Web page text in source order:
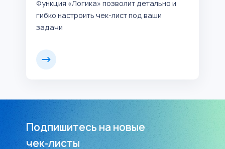
Функция «Логика» позволит детально и
гибко настроить чек-лист под ваши
задачи
Подпишитесь на новые
чек-листы